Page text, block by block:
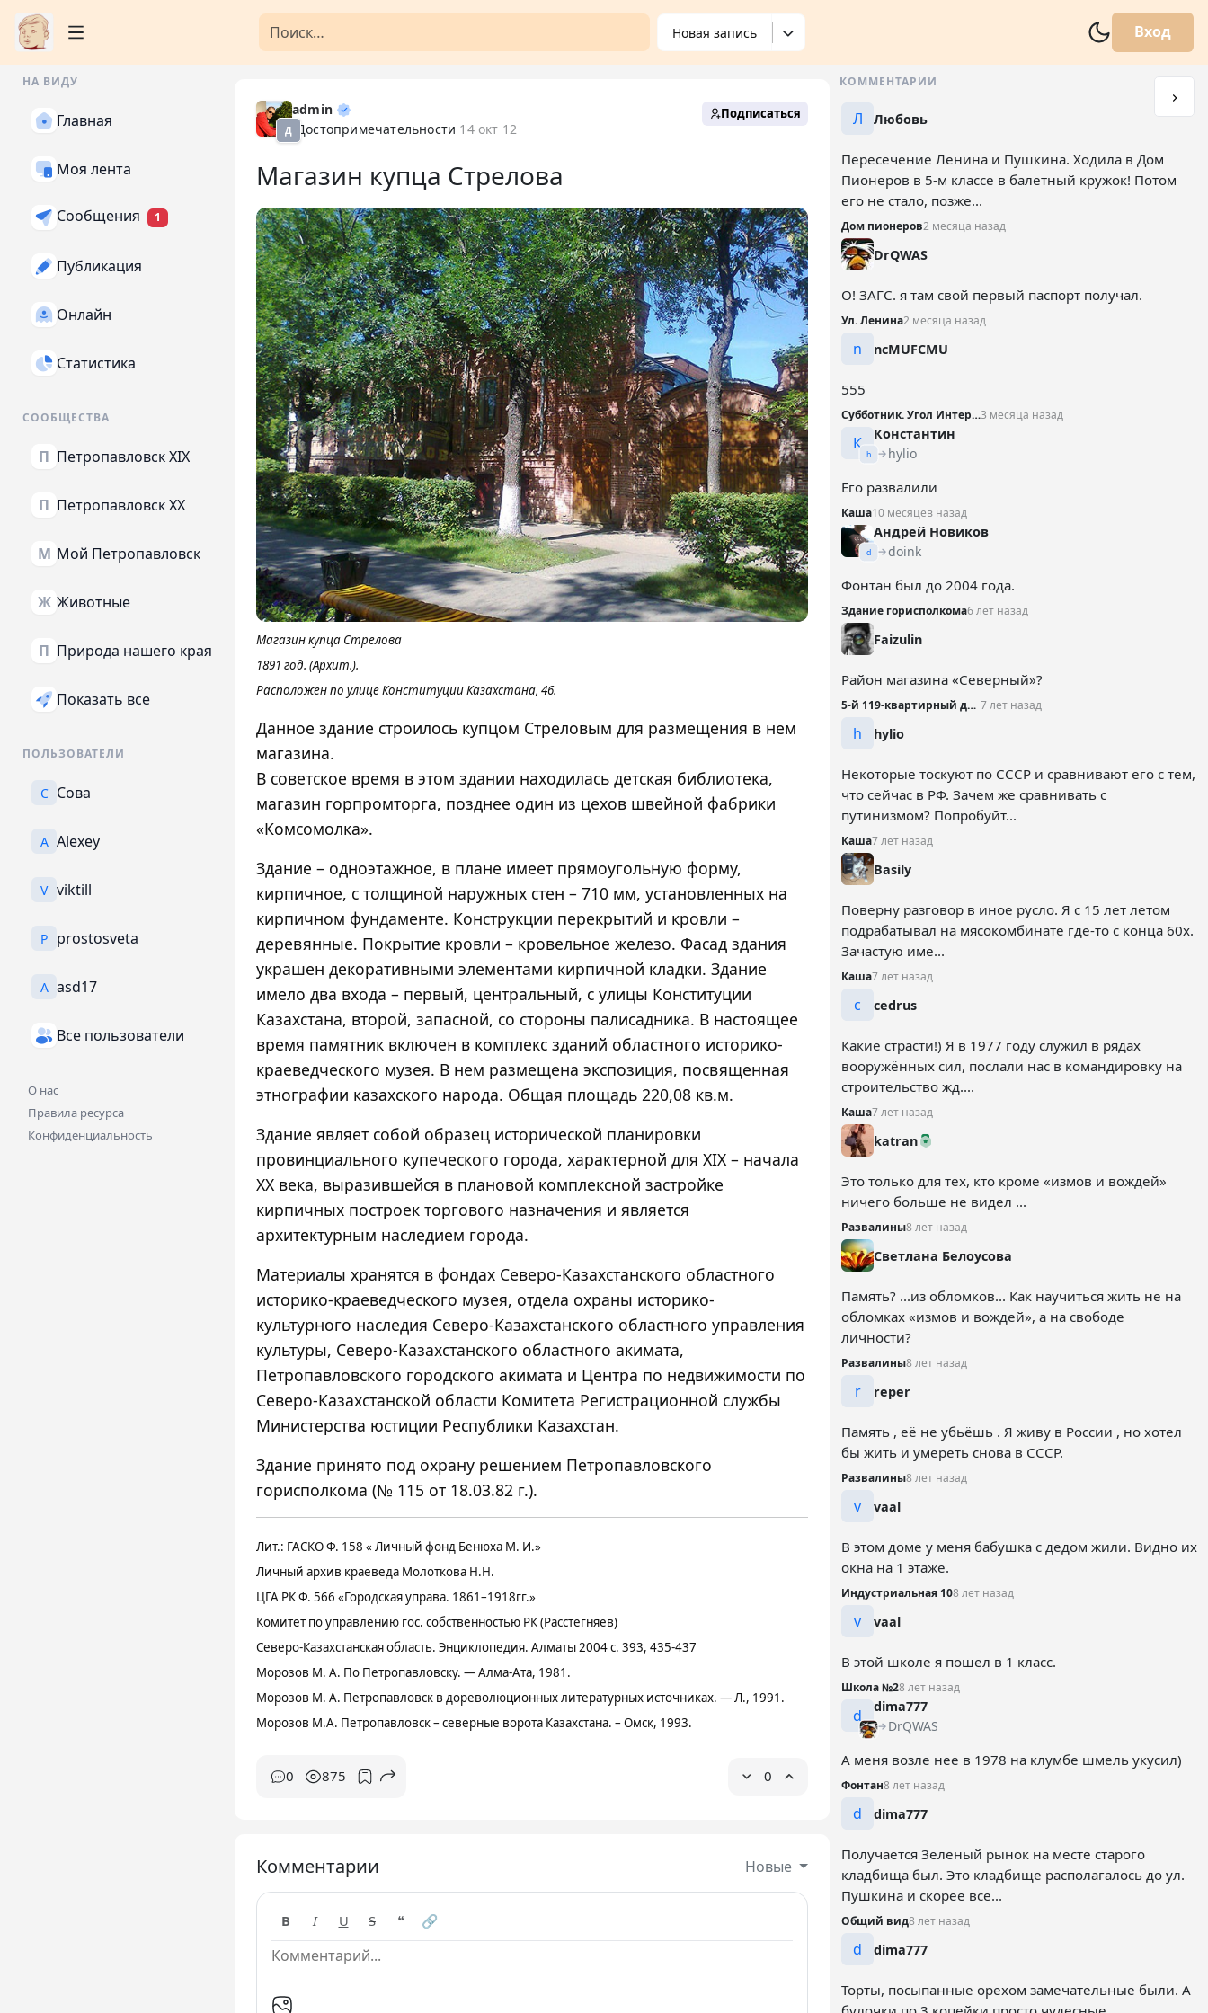
Новая запись Вход
НА ВИДУ
Главная
Моя лента
Сообщения 1
Публикация
Онлайн
Статистика
СООБЩЕСТВА
П Петропавловск XIX
П Петропавловск XX
М Мой Петропавловск
Ж Животные
П Природа нашего края
Показать все
ПОЛЬЗОВАТЕЛИ
С Сова
A Alexey
V viktill
P prostosveta
A asd17
Все пользователи
О нас
Правила ресурса
Конфиденциальность
Д
admin
Достопримечательности 14 окт 12
Подписаться
Магазин купца Стрелова
Магазин купца Стрелова
1891 год. (Архит.).
Расположен по улице Конституции Казахстана, 46.
Данное здание строилось купцом Стреловым для размещения в нем
магазина.
В советское время в этом здании находилась детская библиотека,
магазин горпромторга, позднее один из цехов швейной фабрики
«Комсомолка».
Здание – одноэтажное, в плане имеет прямоугольную форму,
кирпичное, с толщиной наружных стен – 710 мм, установленных на
кирпичном фундаменте. Конструкции перекрытий и кровли –
деревянные. Покрытие кровли – кровельное железо. Фасад здания
украшен декоративными элементами кирпичной кладки. Здание
имело два входа – первый, центральный, с улицы Конституции
Казахстана, второй, запасной, со стороны палисадника. В настоящее
время памятник включен в комплекс зданий областного историко-
краеведческого музея. В нем размещена экспозиция, посвященная
этнографии казахского народа. Общая площадь 220,08 кв.м.
Здание являет собой образец исторической планировки
провинциального купеческого города, характерной для XIX – начала
ХХ века, выразившейся в плановой комплексной застройке
кирпичных построек торгового назначения и является
архитектурным наследием города.
Материалы хранятся в фондах Северо-Казахстанского областного
историко-краеведческого музея, отдела охраны историко-
культурного наследия Северо-Казахстанского областного управления
культуры, Северо-Казахстанского областного акимата,
Петропавловского городского акимата и Центра по недвижимости по
Северо-Казахстанской области Комитета Регистрационной службы
Министерства юстиции Республики Казахстан.
Здание принято под охрану решением Петропавловского
горисполкома (№ 115 от 18.03.82 г.).
Лит.: ГАСКО Ф. 158 « Личный фонд Бенюха М. И.»
Личный архив краеведа Молоткова Н.Н.
ЦГА РК Ф. 566 «Городская управа. 1861–1918гг.»
Комитет по управлению гос. собственностью РК (Расстегняев)
Северо-Казахстанская область. Энциклопедия. Алматы 2004 с. 393, 435-437
Морозов М. А. По Петропавловску. — Алма-Ата, 1981.
Морозов М. А. Петропавловск в дореволюционных литературных источниках. — Л., 1991.
Морозов М.А. Петропавловск – северные ворота Казахстана. – Омск, 1993.
0 875 0
Комментарии Новые
B I U S ❝ 🔗
КОММЕНТАРИИ
Л Любовь
Пересечение Ленина и Пушкина. Ходила в Дом
Пионеров в 5-м классе в балетный кружок! Потом
его не стало, позже...
Дом пионеров2 месяца назад
DrQWAS
О! ЗАГС. я там свой первый паспорт получал.
Ул. Ленина2 месяца назад
n ncMUFCMU
555
Субботник. Угол Интернациональной и Театральной3 месяца назад
К
h
Константин
hylio
Его развалили
Каша10 месяцев назад
d
Андрей Новиков
doink
Фонтан был до 2004 года.
Здание горисполкома6 лет назад
Faizulin
Район магазина «Северный»?
5-й 119-квартирный дом, 1969 год 7 лет назад
h hylio
Некоторые тоскуют по СССР и сравнивают его с тем,
что сейчас в РФ. Зачем же сравнивать с
путинизмом? Попробуйт...
Каша7 лет назад
Basily
Поверну разговор в иное русло. Я с 15 лет летом
подрабатывал на мясокомбинате где-то с конца 60х.
Зачастую име...
Каша7 лет назад
c cedrus
Какие страсти!) Я в 1977 году служил в рядах
вооружённых сил, послали нас в командировку на
строительство жд....
Каша7 лет назад
katran
Это только для тех, кто кроме «измов и вождей»
ничего больше не видел ...
Развалины8 лет назад
Светлана Белоусова
Память? ...из обломков... Как научиться жить не на
обломках «измов и вождей», а на свободе
личности?
Развалины8 лет назад
r reper
Память , её не убьёшь . Я живу в России , но хотел
бы жить и умереть снова в СССР.
Развалины8 лет назад
v vaal
В этом доме у меня бабушка с дедом жили. Видно их
окна на 1 этаже.
Индустриальная 108 лет назад
v vaal
В этой школе я пошел в 1 класс.
Школа №28 лет назад
d
dima777
DrQWAS
А меня возле нее в 1978 на клумбе шмель укусил)
Фонтан8 лет назад
d dima777
Получается Зеленый рынок на месте старого
кладбища был. Это кладбище располагалось до ул.
Пушкина и скорее все...
Общий вид8 лет назад
d dima777
Торты, посыпанные орехом замечательные были. А